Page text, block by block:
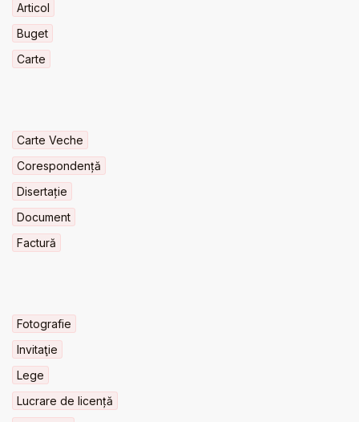
Articol
Buget
Carte
Carte Veche
Corespondență
Disertație
Document
Factură
Fotografie
Invitaţie
Lege
Lucrare de licență